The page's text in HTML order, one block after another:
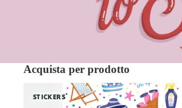
Acquista per prodotto
STICKERS